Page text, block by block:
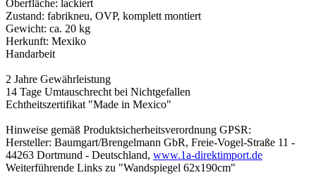
Oberfläche: lackiert
Zustand: fabrikneu, OVP, komplett montiert
Gewicht: ca. 20 kg
Herkunft: Mexiko
Handarbeit
2 Jahre Gewährleistung
14 Tage Umtauschrecht bei Nichtgefallen
Echtheitszertifikat "Made in Mexico"
Hinweise gemäß Produktsicherheitsverordnung GPSR:
Hersteller: Baumgart/Brengelmann GbR, Freie-Vogel-Straße 11 -
44263 Dortmund - Deutschland, www.1a-direktimport.de
Weiterführende Links zu "Wandspiegel 62x190cm"